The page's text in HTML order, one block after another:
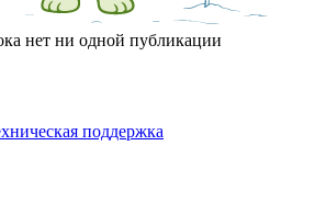
нет ни одной публикации
поддержка